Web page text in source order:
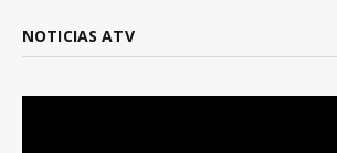
NOTICIAS ATV